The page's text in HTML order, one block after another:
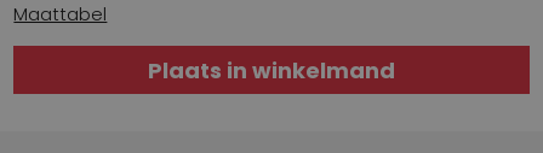
Maattabel
Plaats in winkelmand